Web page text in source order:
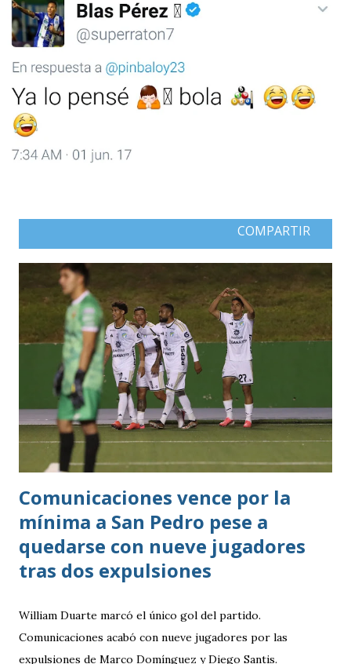
COMPARTIR
Comunicaciones vence por la
mínima a San Pedro pese a
quedarse con nueve jugadores
tras dos expulsiones
William Duarte marcó el único gol del partido.
Comunicaciones acabó con nueve jugadores por las
expulsiones de Marco Domínguez y Diego Santis.